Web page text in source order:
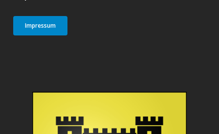
Impressum